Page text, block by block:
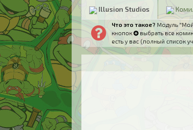
Illusion Studios
Что это такое? Модуль
кнопок
выбрать все
есть у вас (полный список